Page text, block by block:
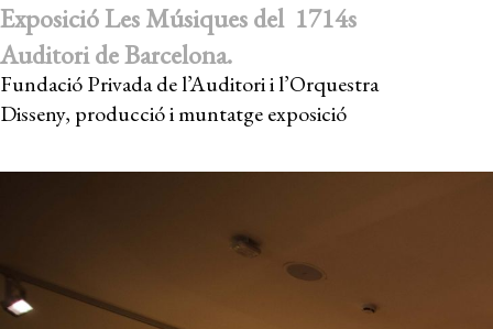
Exposició Les Músiques del 1714s
Auditori de Barcelona.
Fundació Privada de l’Auditori i l’Orquestra
Disseny, producció i muntatge exposició